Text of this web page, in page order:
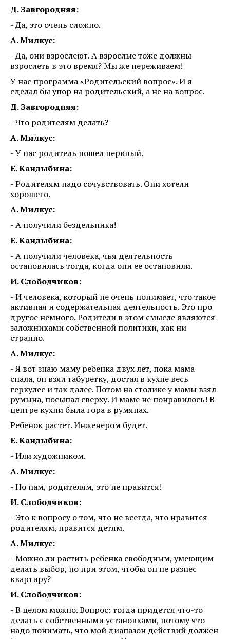
Д. Завгородняя:
- Да, это очень сложно.
А. Милкус:
- Да, они взрослеют. А взрослые тоже должны
взрослеть в это время? Мы же переживаем!
У нас программа «Родительский вопрос». И я
сделал бы упор на родительский, а не на вопрос.
Д. Завгородняя:
- Что родителям делать?
А. Милкус:
- У нас родитель пошел нервный.
Е. Кандыбина:
- Родителям надо сочувствовать. Они хотели
хорошего.
А. Милкус:
- А получили бездельника!
Е. Кандыбина:
- А получили человека, чья деятельность
остановилась тогда, когда они ее остановили.
И. Слободчиков:
- И человека, который не очень понимает, что такое
активная и содержательная деятельность. Это про
другое немного. Родители в этом смысле являются
заложниками собственной политики, как ни
странно.
А. Милкус:
- Я вот знаю маму ребенка двух лет, пока мама
спала, он взял табуретку, достал в кухне весь
геркулес и так далее. Потом на столике у мамы взял
румына, посыпал сверху. И маме не понравилось! В
центре кухни была гора в румянах.
Ребенок растет. Инженером будет.
Е. Кандыбина:
- Или художником.
А. Милкус:
- Но нам, родителям, это не нравится!
И. Слободчиков:
- Это к вопросу о том, что не всегда, что нравится
родителям, нравится детям.
А. Милкус:
- Можно ли растить ребенка свободным, умеющим
делать выбор, но при этом, чтобы он не разнес
квартиру?
И. Слободчиков:
- В целом можно. Вопрос: тогда придется что-то
делать с собственными установками, потому что
надо понимать, что мой диапазон действий должен